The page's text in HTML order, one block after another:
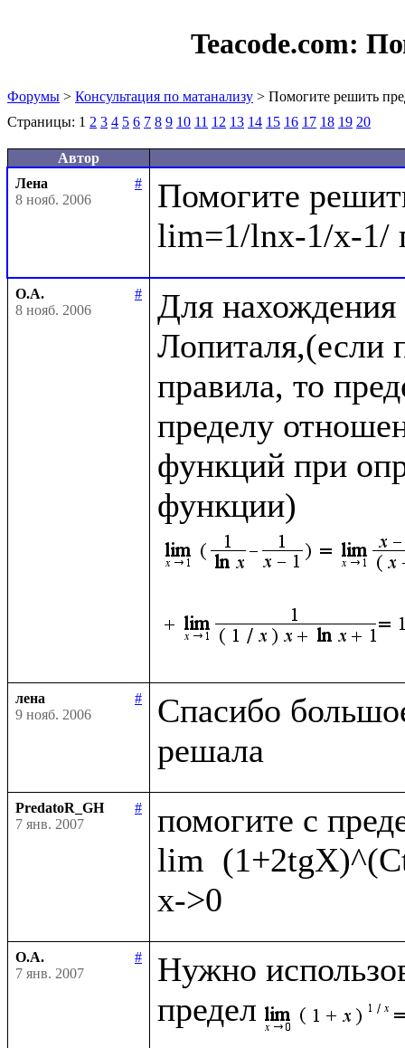
Teacode.com:
Форумы > Консультация по матанализу > Помогите решить
Страницы: 1 2 3 4 5 6 7 8 9 10 11 12 13 14 15 16 17 18 19 20
Автор
Лена
#
8 нояб. 2006
Помогите
О.А.
#
8 нояб. 2006
Для нахождения
Лопиталя,(если
правила, то
пределу
функций при
функции)
лена
#
9 нояб. 2006
Спасибо
PredatoR_GH
#
7 янв. 2007
помогите с
lim
О.А.
#
7 янв. 2007
Нужно
предел